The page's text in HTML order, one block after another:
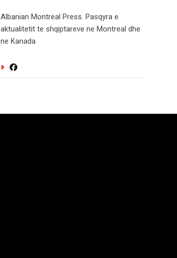
Albanian Montreal Press. Pasqyra e
aktualitetit te shqiptareve ne Montreal dhe
ne Kanada